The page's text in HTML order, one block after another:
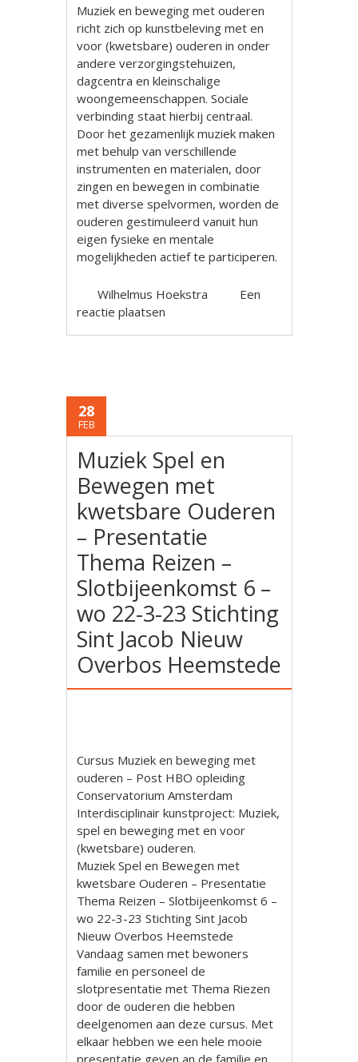
Muziek en beweging met ouderen
richt zich op kunstbeleving met en
voor (kwetsbare) ouderen in onder
andere verzorgingstehuizen,
dagcentra en kleinschalige
woongemeenschappen. Sociale
verbinding staat hierbij centraal.
Door het gezamenlijk muziek maken
met behulp van verschillende
instrumenten en materialen, door
zingen en bewegen in combinatie
met diverse spelvormen, worden de
ouderen gestimuleerd vanuit hun
eigen fysieke en mentale
mogelijkheden actief te participeren.
Wilhelmus Hoekstra
Een
reactie plaatsen
28
FEB
Muziek Spel en
Bewegen met
kwetsbare Ouderen
– Presentatie
Thema Reizen –
Slotbijeenkomst 6 –
wo 22-3-23 Stichting
Sint Jacob Nieuw
Overbos Heemstede
Cursus Muziek en beweging met
ouderen – Post HBO opleiding
Conservatorium Amsterdam
Interdisciplinair kunstproject: Muziek,
spel en beweging met en voor
(kwetsbare) ouderen.
Muziek Spel en Bewegen met
kwetsbare Ouderen – Presentatie
Thema Reizen – Slotbijeenkomst 6 –
wo 22-3-23 Stichting Sint Jacob
Nieuw Overbos Heemstede
Vandaag samen met bewoners
familie en personeel de
slotpresentatie met Thema Riezen
door de ouderen die hebben
deelgenomen aan deze cursus. Met
elkaar hebben we een hele mooie
presentatie geven an de familie en